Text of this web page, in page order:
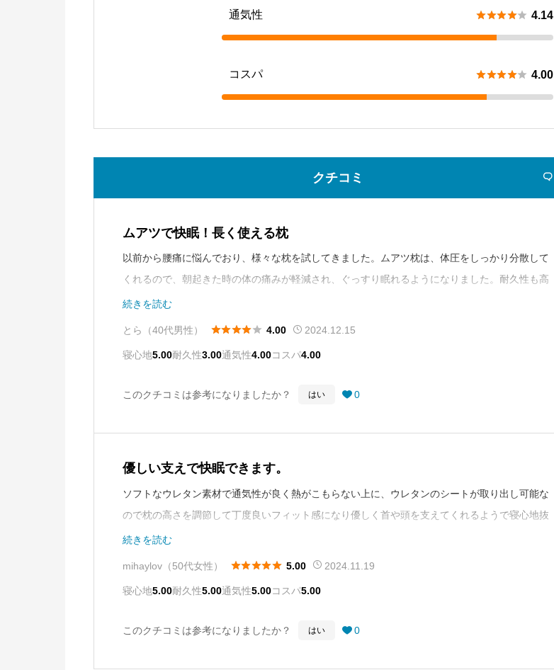
通気性  4.14
コスパ  4.00
クチコミ 
ムアツで快眠！長く使える枕
以前から腰痛に悩んでおり、様々な枕を試してきました。ムアツ枕は、体圧をしっかり分散して
くれるので、朝起きた時の体の痛みが軽減され、ぐっすり眠れるようになりました。耐久性も高
く、長く愛用できそうです。ただ、夏場は少し暑く感じるため、カバーを工夫する必要があるか
続きを読む
とら（40代男性）  4.00 2024.12.15
寝心地5.00耐久性3.00通気性4.00コスパ4.00
このクチコミは参考になりましたか？ はい  0
優しい支えで快眠できます。
ソフトなウレタン素材で通気性が良く熱がこもらない上に、ウレタンのシートが取り出し可能な
ので枕の高さを調節して丁度良いフィット感になり優しく首や頭を支えてくれるようで寝心地抜
群です。枕の中心になるウレタンにも側地にも抗菌加工が施されているので衛生面も安心です。
続きを読む
mihaylov（50代女性）  5.00 2024.11.19
寝心地5.00耐久性5.00通気性5.00コスパ5.00
このクチコミは参考になりましたか？ はい  0